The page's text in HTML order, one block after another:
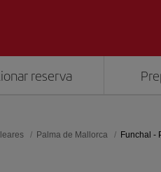
reserva
Palma de Mallorca Funchal -